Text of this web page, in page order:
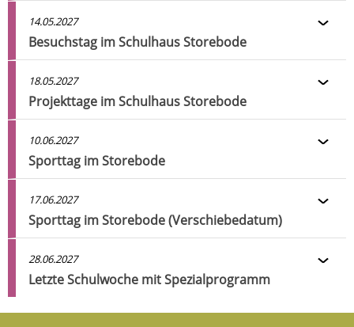
14.05.2027
Besuchstag im Schulhaus Storebode
18.05.2027
Projekttage im Schulhaus Storebode
10.06.2027
Sporttag im Storebode
17.06.2027
Sporttag im Storebode (Verschiebedatum)
28.06.2027
Letzte Schulwoche mit Spezialprogramm